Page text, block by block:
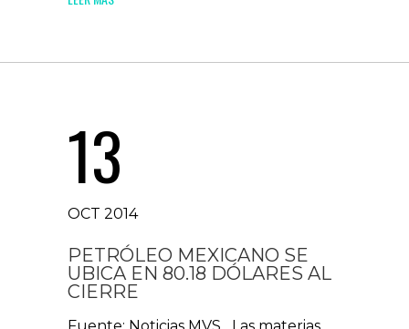
13
OCT 2014
PETRÓLEO MEXICANO SE
UBICA EN 80.18 DÓLARES AL
CIERRE